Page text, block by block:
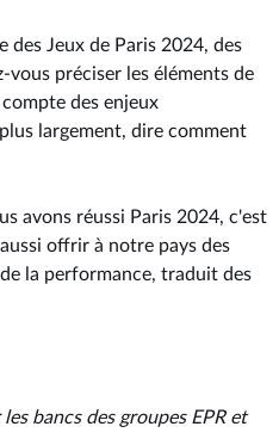
des Jeux de Paris 2024, des
préciser les éléments de
des enjeux
largement, dire comment
avons réussi Paris 2024, c'est
offrir à notre pays des
la performance, traduit des
bancs des groupes EPR et